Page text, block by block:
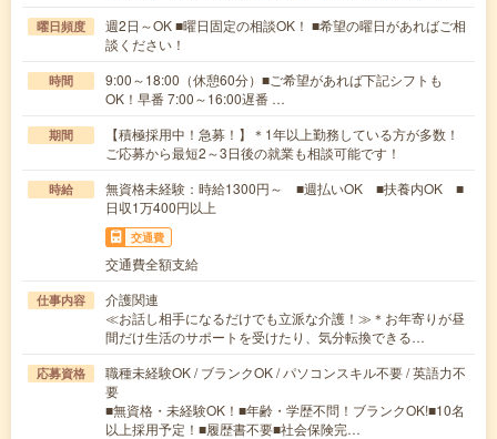
曜日頻度
週2日～OK ■曜日固定の相談OK！ ■希望の曜日があればご相
談ください！
時間
9:00～18:00（休憩60分）■ご希望があれば下記シフトも
OK！早番 7:00～16:00遅番 …
期間
【積極採用中！急募！】＊1年以上勤務している方が多数！
ご応募から最短2～3日後の就業も相談可能です！
時給
無資格未経験：時給1300円～ ■週払いOK ■扶養内OK ■
日収1万400円以上
交通費
交通費全額支給
仕事内容
介護関連
≪お話し相手になるだけでも立派な介護！≫＊お年寄りが昼
間だけ生活のサポートを受けたり、気分転換できる…
応募資格
職種未経験OK / ブランクOK / パソコンスキル不要 / 英語力不
要
■無資格・未経験OK！■年齢・学歴不問！ブランクOK!■10名
以上採用予定！■履歴書不要■社会保険完…